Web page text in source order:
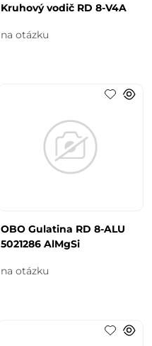
Kruhový vodič RD 8-V4A
na otázku
OBO Gulatina RD 8-ALU
5021286 AlMgSi
na otázku